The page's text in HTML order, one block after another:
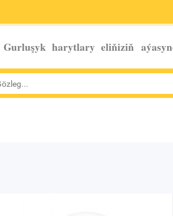
Gurluşyk harytlary eliňiziň